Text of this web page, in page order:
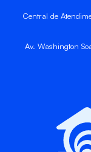
Central de
Av. Washington